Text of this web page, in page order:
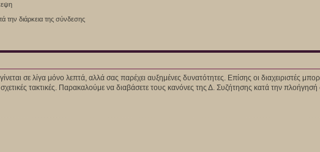
την διάρκεια της σύνδεσης
σε λίγα μόνο λεπτά, αλλά σας παρέχει αυξημένες δυνατότητες. Επίσης οι διαχειριστές
σχετικές τακτικές. Παρακαλούμε να διαβάσετε τους κανόνες της Δ. Συζήτησης κατά την